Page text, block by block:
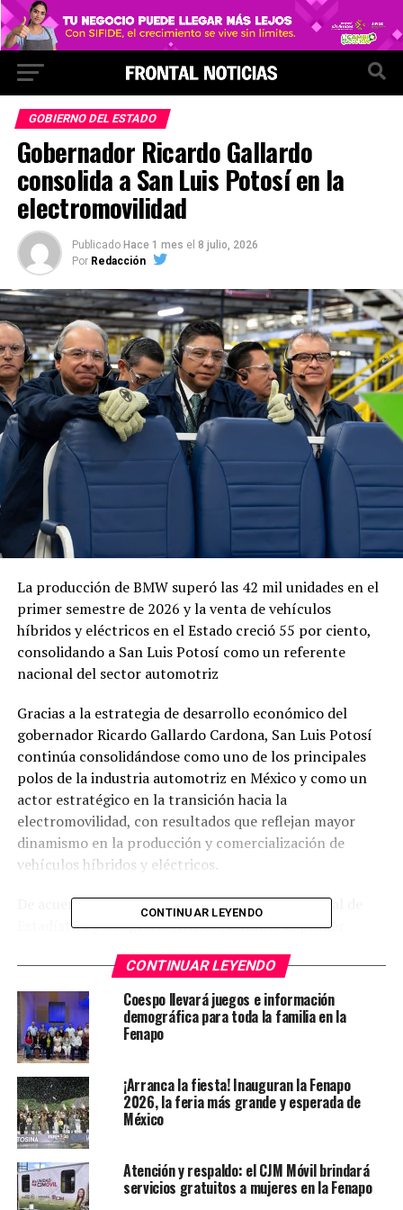
GOBIERNO DEL ESTADO
Gobernador Ricardo Gallardo
consolida a San Luis Potosí en la
electromovilidad
Publicado Hace 1 mes el 8 julio, 2026
Por Redacción
La producción de BMW superó las 42 mil unidades en el
primer semestre de 2026 y la venta de vehículos
híbridos y eléctricos en el Estado creció 55 por ciento,
consolidando a San Luis Potosí como un referente
nacional del sector automotriz
Gracias a la estrategia de desarrollo económico del
gobernador Ricardo Gallardo Cardona, San Luis Potosí
continúa consolidándose como uno de los principales
polos de la industria automotriz en México y como un
actor estratégico en la transición hacia la
electromovilidad, con resultados que reflejan mayor
dinamismo en la producción y comercialización de
vehículos híbridos y eléctricos.
De acuerdo con indicadores del Instituto Nacional de
Estadística y Geografía (INEGI), durante el primer
476 vehículos híbridos y eléctricos, frente a las 952
unidades registradas en el mismo periodo de 2025, lo
que representa un crecimiento del 55 por ciento. La
secretaria técnica del Consejo Estatal de Población
(Coespo), Mayra Edith Velázquez Loera, destacó que este
desempeño responde a la combinación de una industria
automotriz de alto valor agregado, la presencia de
armadoras de clase mundial y un mercado local con
creciente adopción de tecnologías limpias.
Asimismo informó que BMW Group reportó la
producción de 42 mil 403 vehículos y la exportación de
CONTINUAR LEYENDO
CONTINUAR LEYENDO
Coespo llevará juegos e información
demográfica para toda la familia en la
Fenapo
¡Arranca la fiesta! Inauguran la Fenapo
2026, la feria más grande y esperada de
México
Atención y respaldo: el CJM Móvil brindará
servicios gratuitos a mujeres en la Fenapo